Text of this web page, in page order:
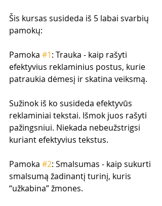
Šis kursas susideda iš 5 labai svarbių
pamokų:
Pamoka #1: Trauka - kaip rašyti
efektyvius reklaminius postus, kurie
patraukia dėmesį ir skatina veiksmą.
Sužinok iš ko susideda efektyvūs
reklaminiai tekstai. Išmok juos rašyti
pažingsniui. Niekada nebeužstrigsi
kuriant efektyvius tekstus.
Pamoka #2: Smalsumas - kaip sukurti
smalsumą žadinantį turinį, kuris
“užkabina” žmones.